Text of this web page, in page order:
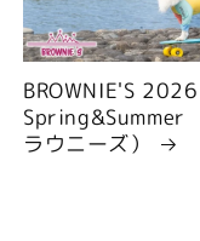
BROWNIE'S 2026
Spring&Summer
ラウニーズ）